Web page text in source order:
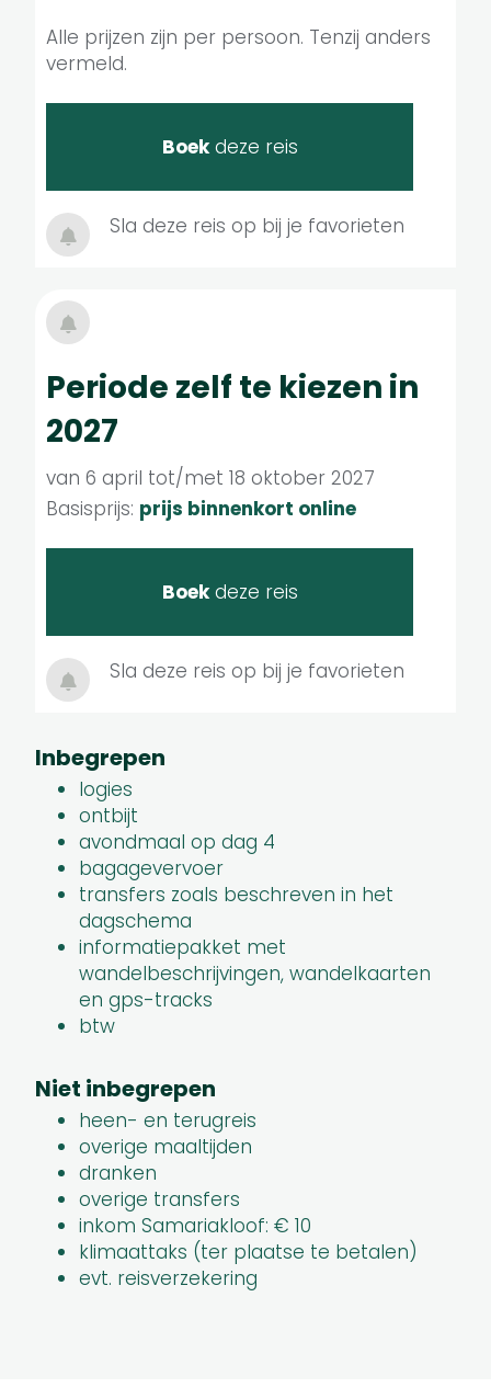
Alle prijzen zijn per persoon. Tenzij anders
vermeld.
Boekdeze reis
Sla deze reis op bij je favorieten
Periode zelf te kiezen in
2027
van 6 april tot/met 18 oktober 2027
Basisprijs: prijs binnenkort online
Boekdeze reis
Sla deze reis op bij je favorieten
Inbegrepen
logies
ontbijt
avondmaal op dag 4
bagagevervoer
transfers zoals beschreven in het
dagschema
informatiepakket met
wandelbeschrijvingen, wandelkaarten
en gps-tracks
btw
Niet inbegrepen
heen- en terugreis
overige maaltijden
dranken
overige transfers
inkom Samariakloof: € 10
​klimaattaks (ter plaatse te betalen)
evt. reisverzekering